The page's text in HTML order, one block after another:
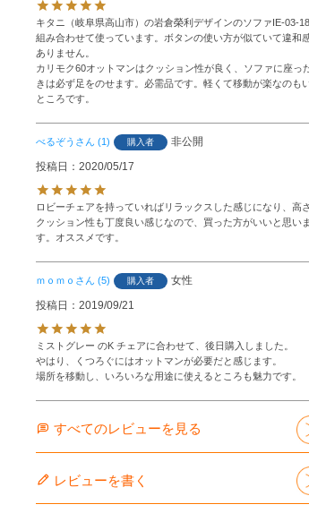
キタニ（岐阜県高山市）の岩倉榮利デザインのソファIE-03-
組み合わせて使っています。ボタンの使い方が似ていて違和
ありません。
カリモク60オットマンはクッション性が良く、ソファに座っ
きは必ず足をのせます。必需品です。軽くて移動が楽なのも
ところです。
べるぞう 1 購入者
非公開
投稿日
2020/05/17
ロビーチェアを持っていればリラックスした感じになり、高
クッション性も丁度良い感じなので、買った方がいいと思いま
す。オススメです。
ｍｏｍｏ 5 購入者
女性
投稿日
2019/09/21
ミストグレー のK チェアに合わせて、後日購入しました。
やはり、くつろぐにはオットマンが必要だと感じます。
場所を移動し、いろいろな用途に使えるところも魅力です。
すべてのレビューを見る
レビューを書く